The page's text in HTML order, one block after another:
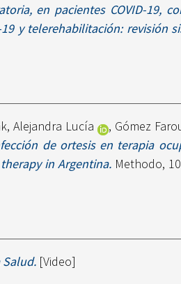
en pacientes COVID-19,
y telerehabilitación: revisión
Alejandra Lucía , Gómez
de ortesis en terapia
in Argentina. Methodo,
Salud. [Video]